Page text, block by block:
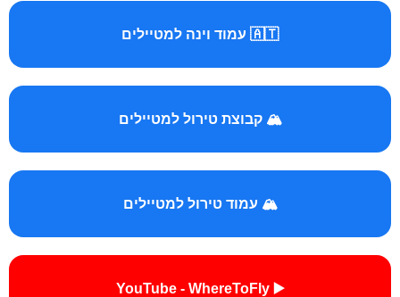
🇦🇹 עמוד וינה למטיילים
🏔️ קבוצת טירול למטיילים
🏔️ עמוד טירול למטיילים
▶️ YouTube - WhereToFly